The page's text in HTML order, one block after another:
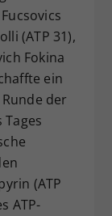
(ATP 31),
Fokina
ein
der
(ATP
ATP-